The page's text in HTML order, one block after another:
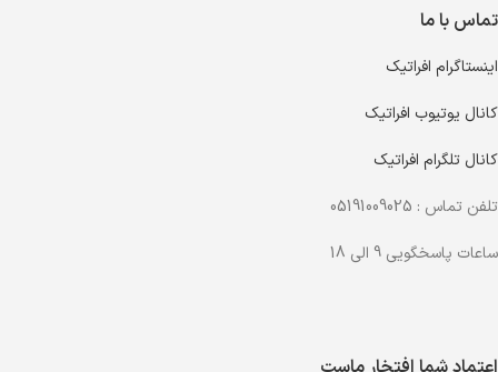
تماس با ما
اینستاگرام افراتیک
کانال یوتیوب افراتیک
کانال تلگرام افراتیک
تلفن تماس : 05191009025
ساعات پاسخگویی 9 الی 18